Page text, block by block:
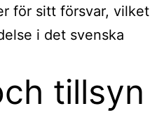
för sitt försvar, vilket
i det svenska
tillsyn